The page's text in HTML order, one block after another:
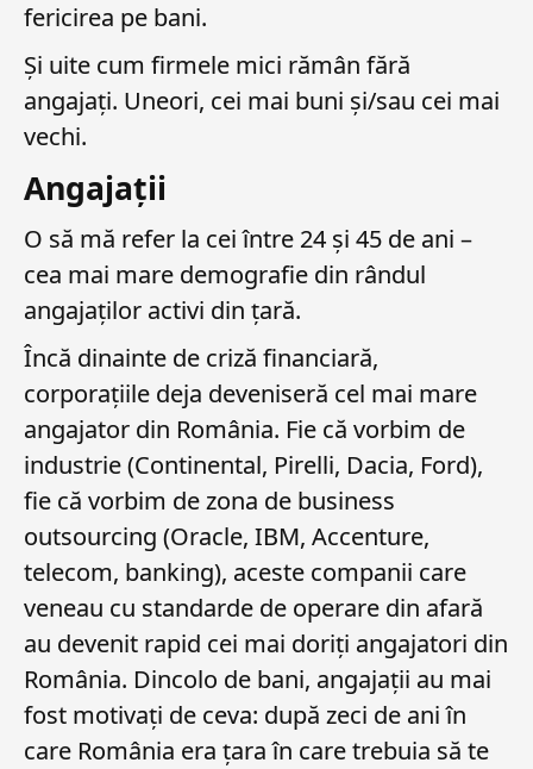
fericirea pe bani.
Și uite cum firmele mici rămân fără
angajați. Uneori, cei mai buni și/sau cei mai
vechi.
Angajații
O să mă refer la cei între 24 și 45 de ani –
cea mai mare demografie din rândul
angajaților activi din țară.
Încă dinainte de criză financiară,
corporațiile deja deveniseră cel mai mare
angajator din România. Fie că vorbim de
industrie (Continental, Pirelli, Dacia, Ford),
fie că vorbim de zona de business
outsourcing (Oracle, IBM, Accenture,
telecom, banking), aceste companii care
veneau cu standarde de operare din afară
au devenit rapid cei mai doriți angajatori din
România. Dincolo de bani, angajații au mai
fost motivați de ceva: după zeci de ani în
care România era țara în care trebuia să te